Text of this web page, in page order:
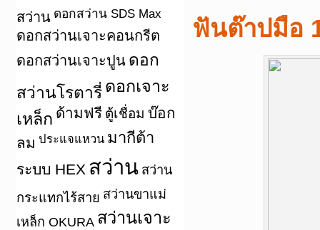
สว่าน ดอกสว่าน SDS Max
ดอกสว่านเจาะคอนกรีต
ดอกสว่านเจาะปูน ดอก
สว่านโรตารี่ ดอกเจาะ
เหล็ก ด้ามฟรี ตู้เชื่อม บ๊อก
ลม ประแจแหวน มากีต้า
ระบบ HEX สว่าน สว่าน
กระแทกไร้สาย สว่านขาแม่
เหล็ก OKURA สว่านเจาะ
ฟันต๊าปมือ